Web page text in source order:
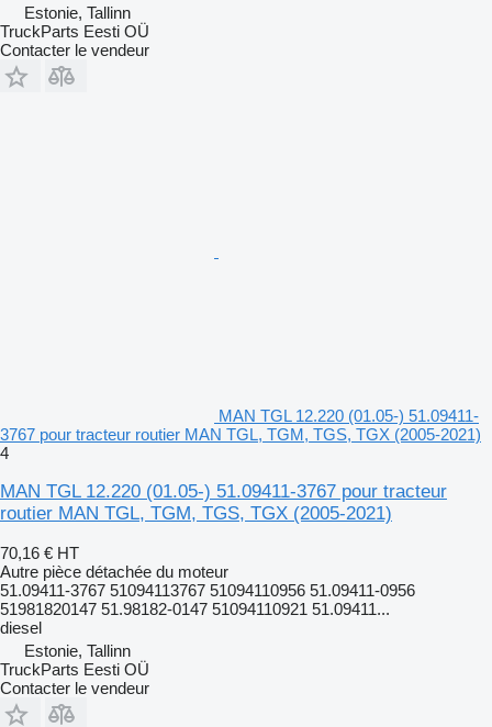
Estonie, Tallinn
TruckParts Eesti OÜ
Contacter le vendeur
MAN TGL 12.220 (01.05-) 51.09411-
3767 pour tracteur routier MAN TGL, TGM, TGS, TGX (2005-2021)
4
MAN TGL 12.220 (01.05-) 51.09411-3767 pour tracteur
routier MAN TGL, TGM, TGS, TGX (2005-2021)
70,16 € HT
Autre pièce détachée du moteur
51.09411-3767 51094113767 51094110956 51.09411-0956
51981820147 51.98182-0147 51094110921 51.09411...
diesel
Estonie, Tallinn
TruckParts Eesti OÜ
Contacter le vendeur